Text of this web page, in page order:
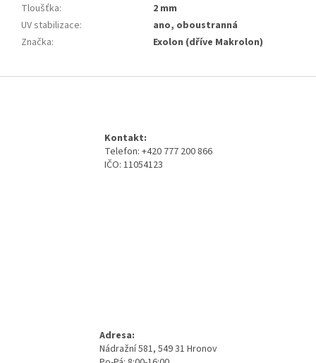
Tloušťka:
2 mm
UV stabilizace:
ano, oboustranná
Značka: Exolon (dříve Makrolon)
Kontakt:
Telefon: +420 777 200 866
IČO: 11054123
Adresa:
Nádražní 581, 549 31 Hronov